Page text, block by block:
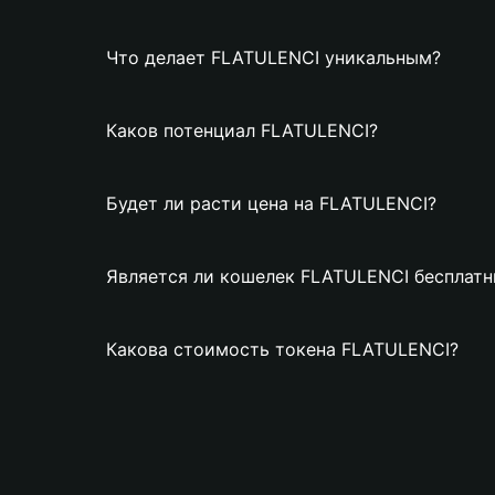
Что делает FLATULENCI уникальным?
Каков потенциал FLATULENCI?
Будет ли расти цена на FLATULENCI?
Является ли кошелек FLATULENCI
Какова стоимость токена FLATULENCI?